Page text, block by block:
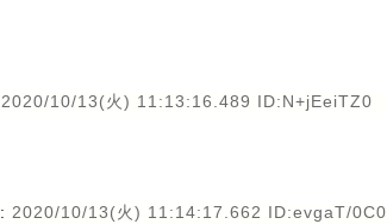
2020/10/13(火) 11:13:16.489 ID:N+jEeiTZ0
: 2020/10/13(火) 11:14:17.662 ID:evgaT/0C0